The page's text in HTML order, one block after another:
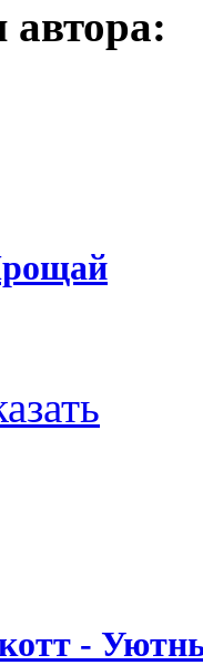
автора:
-